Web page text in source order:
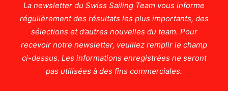
La newsletter du Swiss Sailing Team vous informe
régulièrement des résultats les plus importants, des
sélections et d’autres nouvelles du team. Pour
recevoir notre newsletter, veuillez remplir le champ
ci-dessus. Les informations enregistrées ne seront
pas utilisées à des fins commerciales.